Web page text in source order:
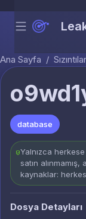
Menu
Ana Sayfa / Sızıntılar
database
Yalnızca
satın
kaynaklar:
Dosya Detayları